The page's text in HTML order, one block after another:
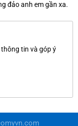
đảo anh em gần xa.
tin và góp ý